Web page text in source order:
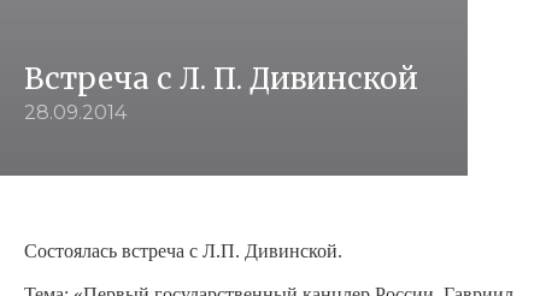
Встреча с Л. П. Дивинской
28.09.2014
Состоялась встреча с Л.П. Дивинской.